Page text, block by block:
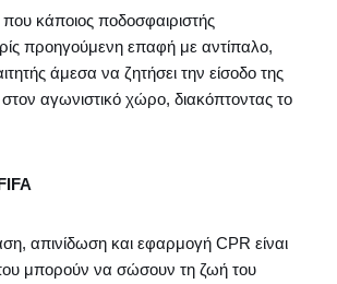
κάποιος ποδοσφαιριστής
προηγούμενη επαφή με αντίπαλο,
άμεσα να ζητήσει την είσοδο της
στον αγωνιστικό χώρο, διακόπτοντας το
απινίδωση και εφαρμογή CPR είναι
μπορούν να σώσουν τη ζωή του